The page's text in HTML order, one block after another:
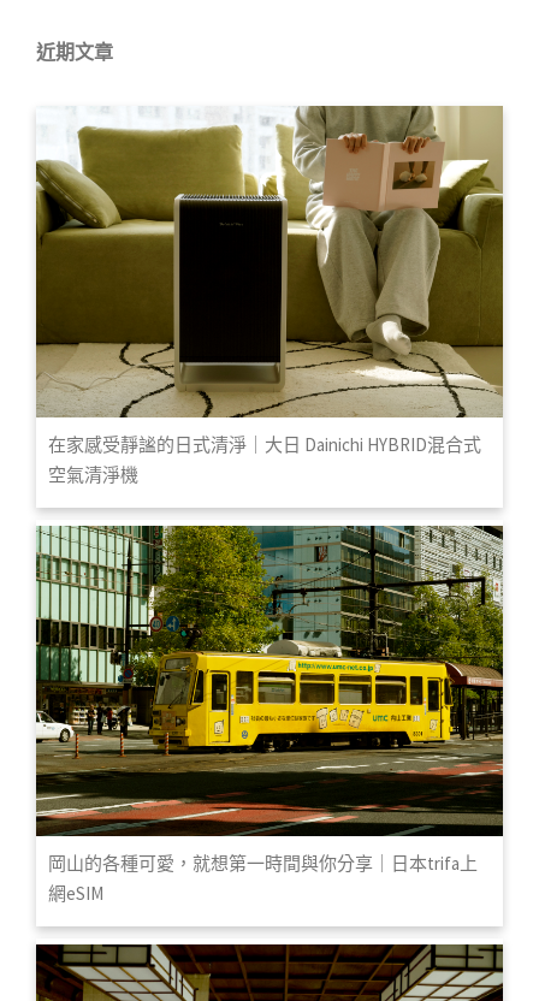
近期文章
在家感受靜謐的日式清淨｜大日 Dainichi HYBRID混合式
空氣清淨機
岡山的各種可愛，就想第一時間與你分享｜日本trifa上
網eSIM